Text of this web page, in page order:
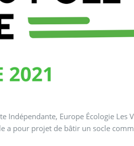
Indépendante, Europe Écologie Les
a pour projet de bâtir un socle